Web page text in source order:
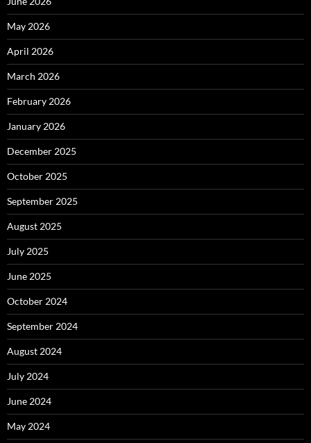
May 2026
April 2026
March 2026
February 2026
January 2026
December 2025
October 2025
September 2025
August 2025
July 2025
June 2025
October 2024
September 2024
August 2024
July 2024
June 2024
May 2024